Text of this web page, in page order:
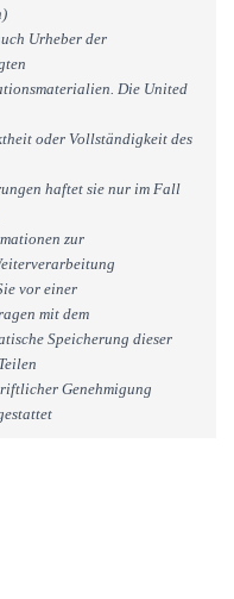
Urheber der
Die United
oder Vollständigkeit des
haftet sie nur im Fall
zur
vor einer
mit dem
Speicherung dieser
Genehmigung